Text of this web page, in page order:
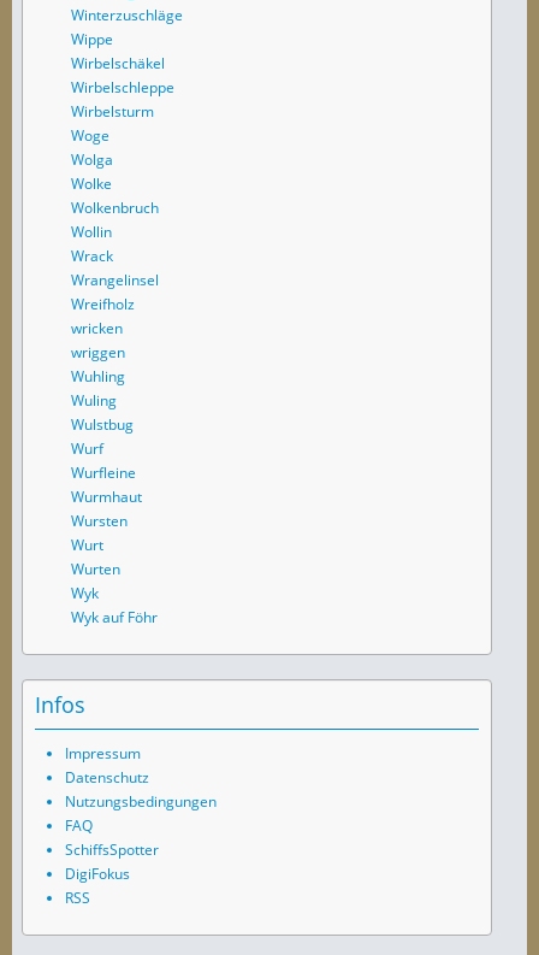
Winterzuschläge
Wippe
Wirbelschäkel
Wirbelschleppe
Wirbelsturm
Woge
Wolga
Wolke
Wolkenbruch
Wollin
Wrack
Wrangelinsel
Wreifholz
wricken
wriggen
Wuhling
Wuling
Wulstbug
Wurf
Wurfleine
Wurmhaut
Wursten
Wurt
Wurten
Wyk
Wyk auf Föhr
Infos
Impressum
Datenschutz
Nutzungsbedingungen
FAQ
SchiffsSpotter
DigiFokus
RSS